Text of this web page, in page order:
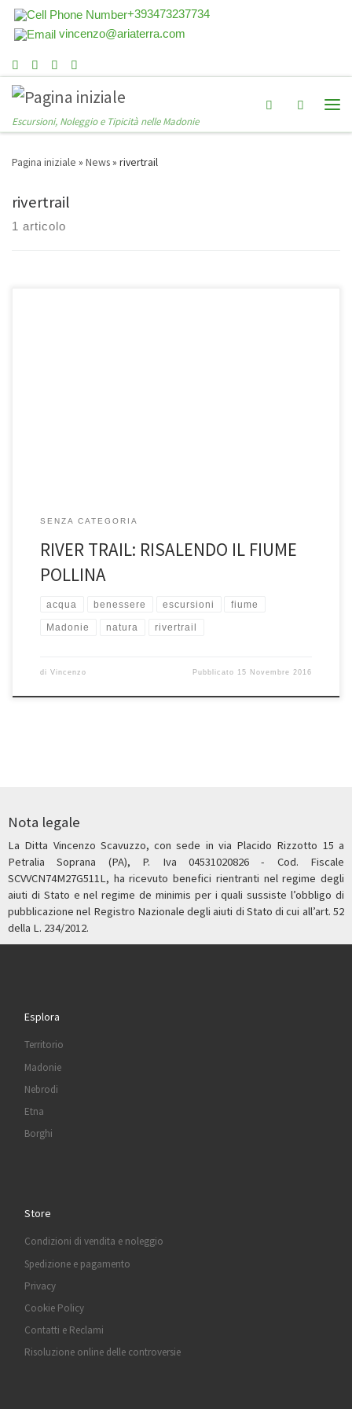
+393473237734
vincenzo@ariaterra.com
Escursioni, Noleggio e Tipicità nelle Madonie
Search
Pagina iniziale » News» rivertrail
rivertrail
1 articolo
SENZA CATEGORIA
RIVER TRAIL: RISALENDO IL FIUME
POLLINA
acqua benessere escursioni fiume
Madonie natura rivertrail
di Vincenzo Pubblicato 15 Novembre 2016
Nota legale
La Ditta Vincenzo Scavuzzo, con sede in via Placido Rizzotto 15 a
Petralia Soprana (PA), P. Iva 04531020826 - Cod. Fiscale
SCVVCN74M27G511L, ha ricevuto benefici rientranti nel regime degli
aiuti di Stato e nel regime de minimis per i quali sussiste l’obbligo di
pubblicazione nel Registro Nazionale degli aiuti di Stato di cui all’art. 52
della L. 234/2012.
Esplora
Territorio
Madonie
Nebrodi
Etna
Borghi
Store
Condizioni di vendita e noleggio
Spedizione e pagamento
Privacy
Cookie Policy
Contatti e Reclami
Risoluzione online delle controversie